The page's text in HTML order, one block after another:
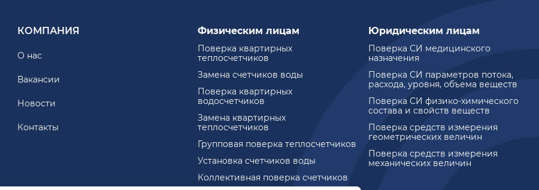
КОМПАНИЯ
О нас
Вакансии
Новости
Контакты
Физическим лицам
Поверка квартирных
теплосчетчиков
Замена счетчиков воды
Поверка квартирных
водосчетчиков
Замена квартирных
теплосчетчиков
Групповая поверка теплосчетчиков
Установка счетчиков воды
Коллективная поверка счетчиков
Юридическим лицам
Поверка СИ медицинского
назначения
Поверка СИ параметров потока,
расхода, уровня, объема веществ
Поверка СИ физико-химического
состава и свойств веществ
Поверка средств измерения
геометрических величин
Поверка средств измерения
механических величин